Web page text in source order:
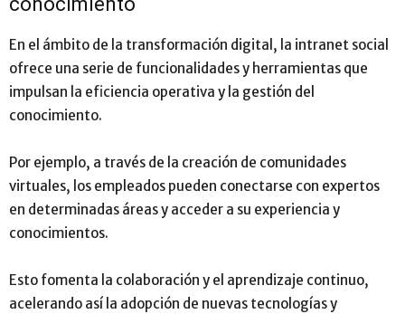
En el ámbito de la transformación digital, la intranet social
ofrece una serie de funcionalidades y herramientas que
impulsan la eficiencia operativa y la gestión del
conocimiento.
Por ejemplo, a través de la creación de comunidades
virtuales, los empleados pueden conectarse con expertos
en determinadas áreas y acceder a su experiencia y
conocimientos.
Esto fomenta la colaboración y el aprendizaje continuo,
acelerando así la adopción de nuevas tecnologías y